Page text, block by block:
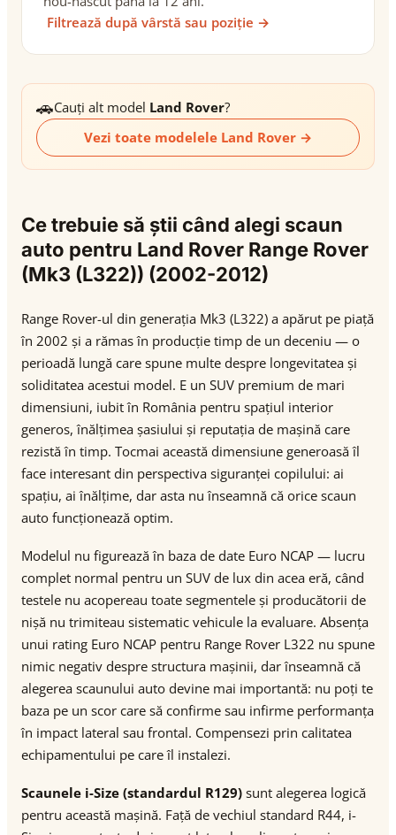
Filtrează după vârstă sau poziție →
🚗Cauți alt model Land Rover?
Vezi toate modelele Land Rover →
Ce trebuie să știi când alegi scaun
auto pentru Land Rover Range Rover
(Mk3 (L322)) (2002-2012)
Range Rover-ul din generația Mk3 (L322) a apărut pe piață
în 2002 și a rămas în producție timp de un deceniu — o
perioadă lungă care spune multe despre longevitatea și
soliditatea acestui model. E un SUV premium de mari
dimensiuni, iubit în România pentru spațiul interior
generos, înălțimea șasiului și reputația de mașină care
rezistă în timp. Tocmai această dimensiune generoasă îl
face interesant din perspectiva siguranței copilului: ai
spațiu, ai înălțime, dar asta nu înseamnă că orice scaun
auto funcționează optim.
Modelul nu figurează în baza de date Euro NCAP — lucru
complet normal pentru un SUV de lux din acea eră, când
testele nu acopereau toate segmentele și producătorii de
nișă nu trimiteau sistematic vehicule la evaluare. Absența
unui rating Euro NCAP pentru Range Rover L322 nu spune
nimic negativ despre structura mașinii, dar înseamnă că
alegerea scaunului auto devine mai importantă: nu poți te
baza pe un scor care să confirme sau infirme performanța
în impact lateral sau frontal. Compensezi prin calitatea
echipamentului pe care îl instalezi.
Scaunele i-Size (standardul R129) sunt alegerea logică
pentru această mașină. Față de vechiul standard R44, i-